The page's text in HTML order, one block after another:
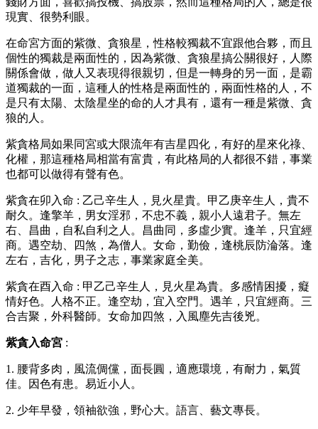
現實、很勢利眼。
在命宮方面的紫微、貪狼星，性格較獨裁不宜跟他合夥，而且
個性的獨裁是兩面性的，因為紫微、貪狼星搞公關很好，人際
關係會做，做人又表現得很親切，但是一轉身的另一面，是霸
道獨裁的一面，這種人的性格是兩面性的，兩面性格的人，不
是只有太陽、太陰星坐的命的人才具有，還有一種是紫微、貪
狼的人。
紫貪格局如果同宮或大限流年有吉星四化，有好的星來化祿、
化權，那這種格局相當有富貴，有此格局的人都很不錯，事業
也都可以做得有聲有色。
紫貪在卯入命 : 乙己辛生人，見火星貴。甲乙庚辛生人，貴不
耐久。逢擎羊，男女淫邪，不忠不義，親小人遠君子。無左
右、昌曲，自私自利之人。昌曲同，多虛少實。逢羊，只宜經
商。遇空劫、四煞，為僧人。女命，勤儉，逢桃辰防淪落。逢
左右，吉化，男子之志，事業家庭全美。
紫貪在酉入命 : 甲乙己辛生人，見火星為貴。多感情困擾，癡
情好色。人格不正。逢空劫，宜入空門。遇羊，只宜經商。三
合吉聚，外科醫師。女命加四煞，入風塵先吉後兇。
紫貪入命宮 :
1. 腰背多肉，風流倜儻，面長圓，適應環境，有耐力，氣質
佳。因色有患。易近小人。
2. 少年早發，領袖欲強，野心大。語言、藝文專長。